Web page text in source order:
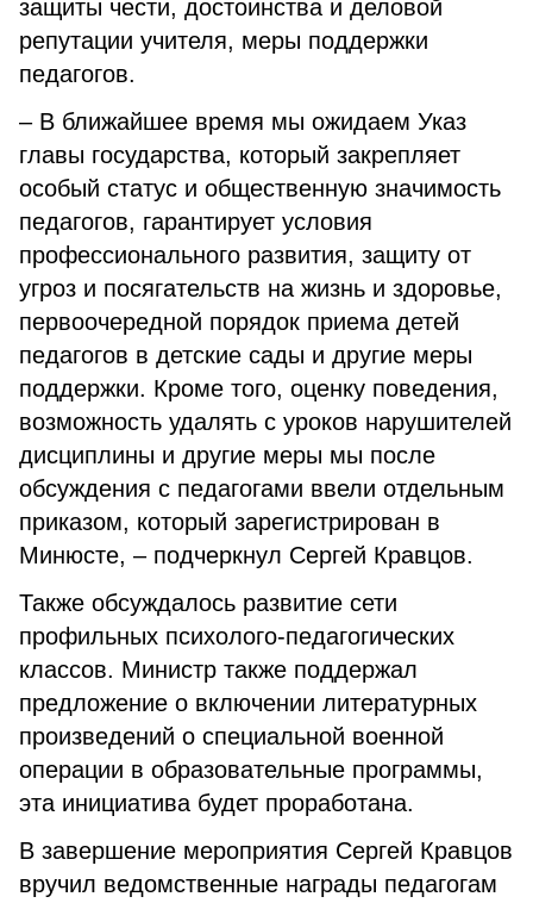
защиты чести, достоинства и деловой
репутации учителя, меры поддержки
педагогов.
– В ближайшее время мы ожидаем Указ
главы государства, который закрепляет
особый статус и общественную значимость
педагогов, гарантирует условия
профессионального развития, защиту от
угроз и посягательств на жизнь и здоровье,
первоочередной порядок приема детей
педагогов в детские сады и другие меры
поддержки. Кроме того, оценку поведения,
возможность удалять с уроков нарушителей
дисциплины и другие меры мы после
обсуждения с педагогами ввели отдельным
приказом, который зарегистрирован в
Минюсте, – подчеркнул Сергей Кравцов.
Также обсуждалось развитие сети
профильных психолого-педагогических
классов. Министр также поддержал
предложение о включении литературных
произведений о специальной военной
операции в образовательные программы,
эта инициатива будет проработана.
В завершение мероприятия Сергей Кравцов
вручил ведомственные награды педагогам